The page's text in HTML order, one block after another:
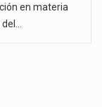
en materia